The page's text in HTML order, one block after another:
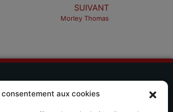
consentement aux cookies
SUIVANT
Morley Thomas